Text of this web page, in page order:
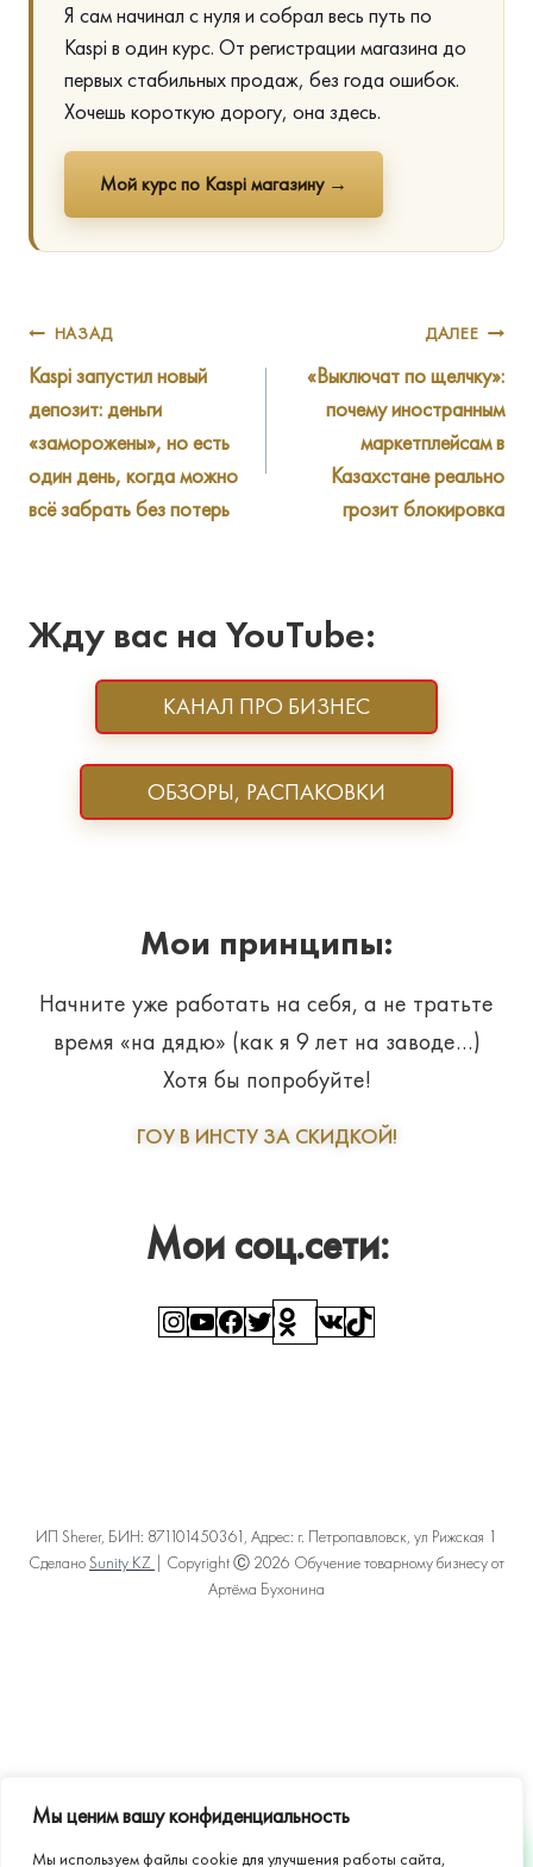
Мы ценим вашу конфиденциальность
Мы используем файлы cookie для улучшения работы сайта,
Я сам начинал с нуля и собрал весь путь по
Kaspi в один курс. От регистрации магазина до
первых стабильных продаж, без года ошибок.
Хочешь короткую дорогу, она здесь.
Мой курс по Kaspi магазину →
Навигация
по
записям
НАЗАД
Kaspi запустил новый
депозит: деньги
«заморожены», но есть
один день, когда можно
всё забрать без потерь
ДАЛЕЕ
«Выключат по щелчку»:
почему иностранным
маркетплейсам в
Казахстане реально
грозит блокировка
Жду вас на YouTube:
КАНАЛ ПРО БИЗНЕС
ОБЗОРЫ, РАСПАКОВКИ
Мои принципы:
Начните уже работать на себя, а не тратьте
время «на дядю» (как я 9 лет на заводе…)
Хотя бы попробуйте!
ГОУ В ИНСТУ ЗА СКИДКОЙ!
Мои соц.сети:
Instagram
YouTube
Facebook
TwitterСсылкаВКонтакте
TikTok
ИП Sherer, БИН: 871101450361, Адрес: г. Петропавловск, ул Рижская 1
Сделано Sunity KZ | Copyright Ⓒ 2026 Обучение товарному бизнесу от
Артёма Бухонина
WHATSAPP